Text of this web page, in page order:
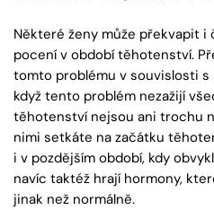
Některé ženy může překvapit i
pocení v období těhotenství.
tomto problému v souvislosti s
když tento problém nezažijí
těhotenství nejsou ani trochu
nimi setkáte na začátku
i v pozdějším období, kdy
navíc taktéž hrají hormony,
jinak než normálně.